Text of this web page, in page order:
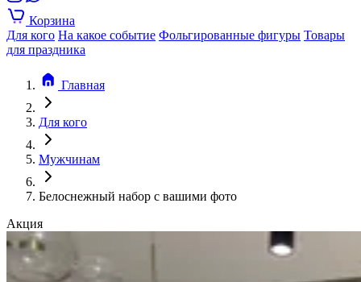
Корзина
Для кого На какое событие Фольгированные фигуры Товары
для праздника
Главная
Для кого
Мужчинам
Белоснежный набор с вашими фото
Акция